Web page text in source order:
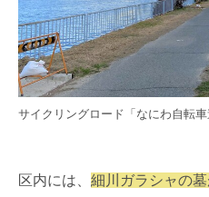
サイクリングロード「なにわ自転車
区内には、 細川ガラシャの墓